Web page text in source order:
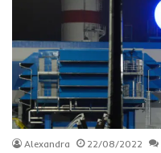
Alexandra 22/08/2022